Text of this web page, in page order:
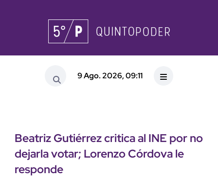
9 Ago. 2026, 09:11
Beatriz Gutiérrez critica al INE por no
dejarla votar; Lorenzo Córdova le
responde